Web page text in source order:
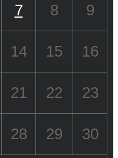
7 8 9
14 15 16
21 22 23
28 29 30